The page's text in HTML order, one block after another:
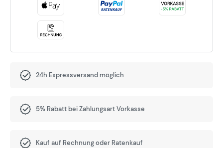
24h Expressversand möglich
5% Rabatt bei Zahlungsart Vorkasse
Kauf auf Rechnung oder Ratenkauf